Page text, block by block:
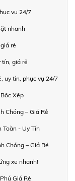
vụ 24/7
nhanh
rẻ
tín, giá rẻ
uy tín, phục vụ 24/7
Xếp
Chóng – Giá Rẻ
Toàn - Uy Tín
Chóng – Giá Rẻ
xe nhanh!
Giá Rẻ